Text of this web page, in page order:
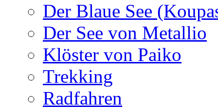
Der Blaue See
Der See von Metallio
Klöster von Paiko
Trekking
Radfahren